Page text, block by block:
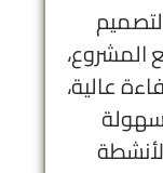
عالية،